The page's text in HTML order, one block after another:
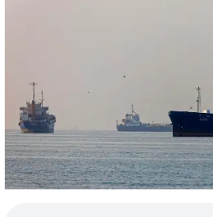
Zadruga PD
Naročnine